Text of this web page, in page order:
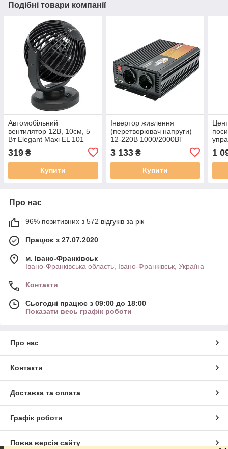
Подібні товари компанії
Автомобільний
вентилятор 12В, 10см, 5
Вт Elegant Maxi EL 101
319 ₴
Купити
Інвертор живлення
(перетворювач напруги)
12-220В 1000/2000ВТ
Elegant Maxi EL 101 401
3 133₴
Купити
1
Про нас
96% позитивних з 572 відгуків за рік
Працює з 27.07.2020
м. Івано-Франківськ
Івано-Франківська область, Івано-Франківськ, Україна
Контакти
Сьогодні працює з 09:00 до 18:00
Показати весь графік роботи
Про нас
Контакти
Доставка та оплата
Графік роботи
Повна версія сайту